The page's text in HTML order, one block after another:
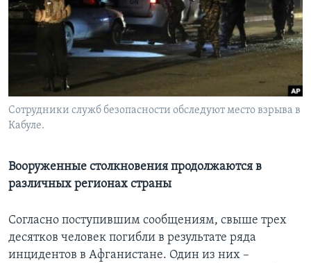
Learning English
Языки
Сотрудники служб безопасности обследуют место взрыва в
Кабуле.
Вооруженные столкновения продолжаются в
различных регионах страны
Согласно поступившим сообщениям, свыше трех
десятков человек погибли в результате ряда
инцидентов в Афганистане. Один из них –